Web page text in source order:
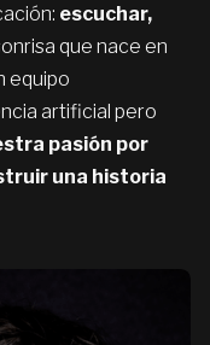
escuchar,
que nace en
equipo
artificial pero
pasión por
una historia